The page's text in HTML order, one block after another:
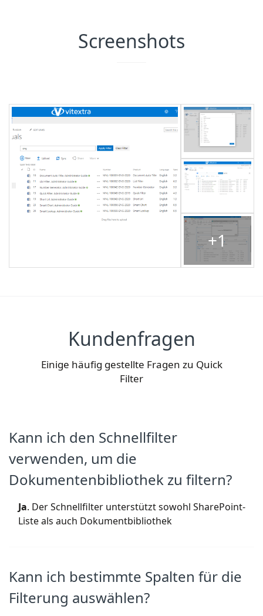
Screenshots
+1
Kundenfragen
Einige häufig gestellte Fragen zu Quick
Filter
Kann ich den Schnellfilter
verwenden, um die
Dokumentenbibliothek zu filtern?
Ja. Der Schnellfilter unterstützt sowohl SharePoint-
Liste als auch Dokumentbibliothek
Kann ich bestimmte Spalten für die
Filterung auswählen?